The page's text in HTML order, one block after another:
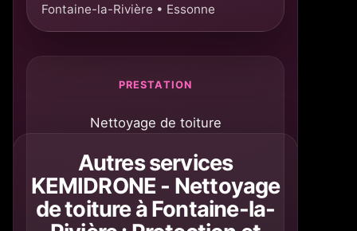
Fontaine-la-Rivière • Essonne
PRESTATION
Nettoyage de toiture
Autres services
KEMIDRONE - Nettoyage
de toiture à Fontaine-la-